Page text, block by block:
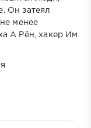
Он затеял
менее
А Рён, хакер Им